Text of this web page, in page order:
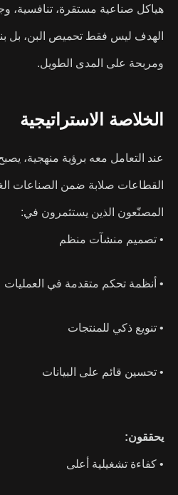
هياكل صناعية مستقرة، تنافسية،
الهدف ليس فقط تحميص البن، بل
ومربحة على المدى الطويل.
الخلاصة الاستراتيجية
عند التعامل معه برؤية منهجية،
القطاعات صلابة ضمن الصناعات
المصنّعون الذين يستثمرون في:
• تصميم منشآت منظم
• أنظمة تحكم متقدمة في العمليات
• تنويع ذكي للمنتجات
• تحسين قائم على البيانات
يحققون:
• كفاءة تشغيلية أعلى